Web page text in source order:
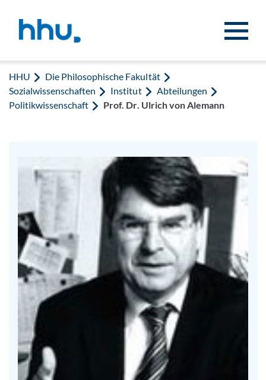
HHU
Die Philosophische Fakultät
Sozialwissenschaften
Institut
Abteilungen
Politikwissenschaft
Prof. Dr. Ulrich von Alemann